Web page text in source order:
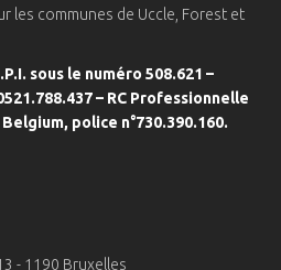
les communes de Uccle, Forest et
sous le numéro 508.621 –
– RC Professionnelle
police n°730.390.160.
- 1190 Bruxelles